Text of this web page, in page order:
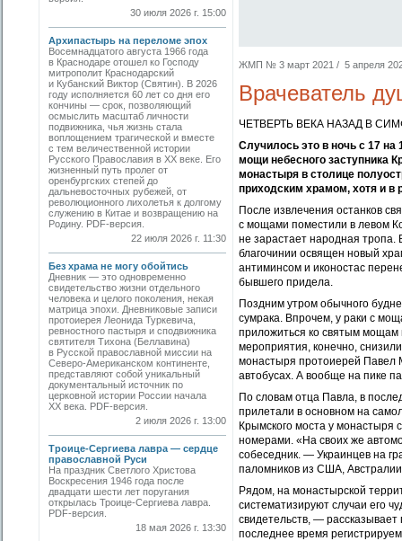
30 июля 2026 г. 15:00
Архипастырь на переломе эпох
Восемнадцатого августа 1966 года
в Краснодаре отошел ко Господу
митрополит Краснодарский
и Кубанский Виктор (Святин). В 2026
году исполняется 60 лет со дня его
кончины — срок, позволяющий
осмыслить масштаб личности
подвижника, чья жизнь стала
воплощением трагической и вместе
с тем величественной истории
Русского Православия в XX веке. Его
жизненный путь пролег от
оренбургских степей до
дальневосточных рубежей, от
революционного лихолетья к долгому
служению в Китае и возвращению на
Родину. PDF-версия.
22 июля 2026 г. 11:30
Без храма не могу обойтись
Дневник — это одновременно
свидетельство жизни отдельного
человека и целого поколения, некая
матрица эпохи. Дневниковые записи
протоиерея Леонида Туркевича,
ревностного пастыря и сподвижника
святителя Тихона (Беллавина)
в Русской православной миссии на
Северо-Американском континенте,
представляют собой уникальный
документальный источник по
церковной истории России начала
ХХ века. PDF-версия.
2 июля 2026 г. 13:00
Троице-Сергиева лавра — сердце
православной Руси
На праздник Светлого Христова
Воскресения 1946 года после
двадцати шести лет поругания
открылась Троице-Сергиева лавра.
PDF-версия.
18 мая 2026 г. 13:30
ЖМП № 3 март 2021 / 5 апреля
Врачеватель
ЧЕТВЕРТЬ ВЕКА НАЗАД В
Случилось это в ночь с 17 на
мощи небесного заступника
монастыря в столице
приходским храмом, хотя и в
После извлечения останков
с мощами поместили в левом
не зарастает народная тропа.
благочинии освящен новый
антиминсом и иконостас
бывшего придела.
Поздним утром обычного
сумрака. Впрочем, у раки с
приложиться ко святым
мероприятия, конечно,
монастыря протоиерей Павел
автобусах. А вообще на пике
По словам отца Павла, в
прилетали в основном на
Крымского моста у монастыря
номерами. «На своих же
собеседник. — Украинцев на
паломников из США,
Рядом, на монастырской
систематизируют случаи его
свидетельств, —
последнее время